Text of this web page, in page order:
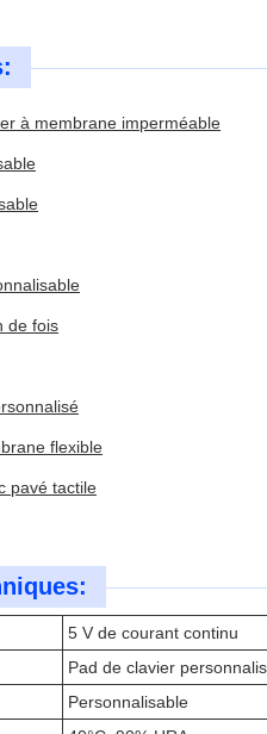
à membrane imperméable
de fois
flexible
pavé tactile
5 V de courant continu
Pad de clavier
Personnalisable